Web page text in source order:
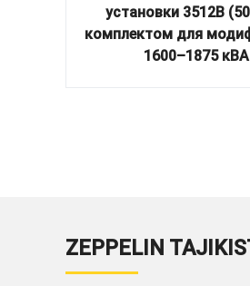
установки 3512B
комплектом для
1600–1875 кВА
ZEPPELIN